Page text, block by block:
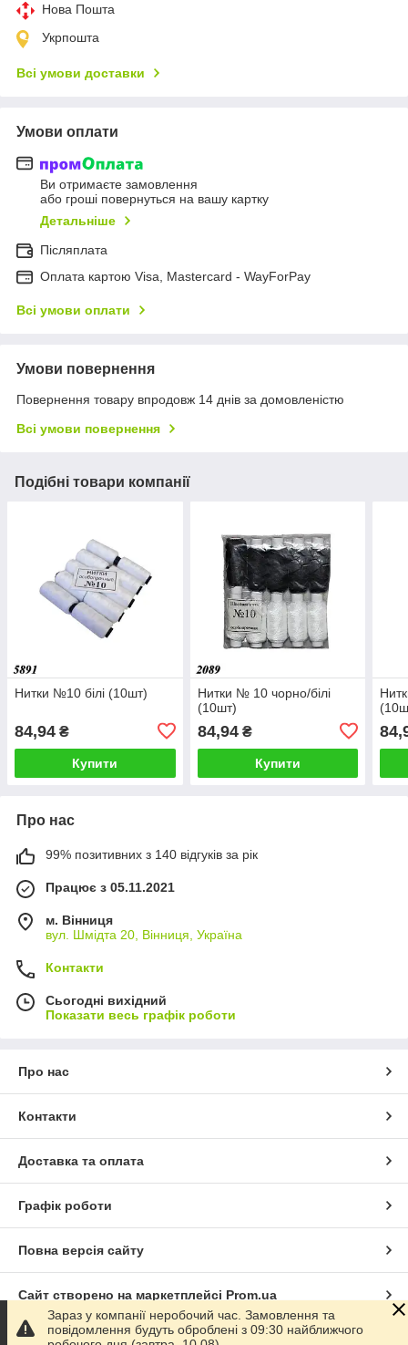
Нова Пошта
Укрпошта
Всі умови доставки
Умови оплати
Ви отримаєте замовлення
або гроші повернуться на вашу картку
Детальніше
Післяплата
Оплата картою Visa, Mastercard - WayForPay
Всі умови оплати
Умови повернення
Повернення товару впродовж 14 днів за домовленістю
Всі умови повернення
Подібні товари компанії
Нитки №10 білі (10шт)
84,94 ₴
Купити
Нитки № 10 чорно/білі
(10шт)
84,94₴
Купити
Про нас
99% позитивних з 140 відгуків за рік
Працює з 05.11.2021
м. Вінниця
вул. Шмідта 20, Вінниця, Україна
Контакти
Сьогодні вихідний
Показати весь графік роботи
Про нас
Контакти
Доставка та оплата
Графік роботи
Повна версія сайту
Сайт створено на маркетплейсі Prom.ua
Політика конфіденційності
Зараз у компанії неробочий час. Замовлення та
повідомлення будуть оброблені з 09:30 найближчого